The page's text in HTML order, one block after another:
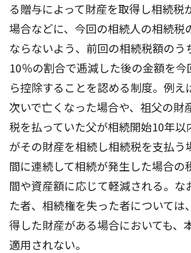
る贈与によって財産を取得し相続税
場合などに、今回の相続人の相続税
ならないよう、前回の相続税額のう
10％の割合で逓減した後の金額を
ら控除することを認める制度。例え
次いで亡くなった場合や、祖父の財
税を払っていた父が相続開始10年以
がその財産を相続し相続税を支払う
間に連続して相続が発生した場合の
間や資産額に応じて軽減される。な
た者、相続権を失った者については
得した財産がある場合においても、
適用されない。